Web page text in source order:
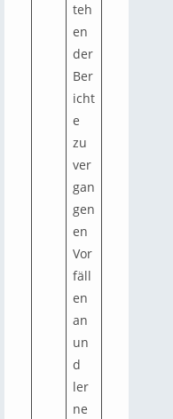
teh
en
der
Ber
icht
e
zu
ver
gan
gen
en
Vor
fäll
en
an
un
d
ler
ne